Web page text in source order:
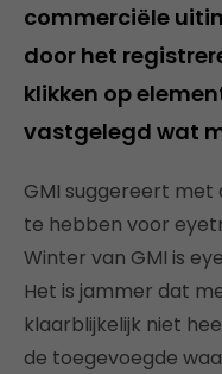
commerciële
door het
klikken op
vastgelegd wat
GMI suggereert
te hebben voor
Winter van GMI is
Het is jammer dat
klaarblijkelijk niet
de toegevoegde